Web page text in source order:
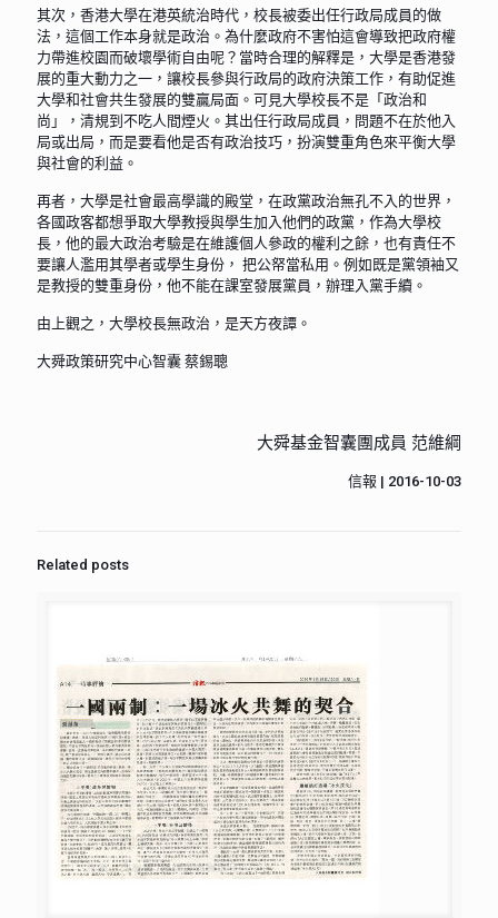
其次，香港大學在港英統治時代，校長被委出任行政局成員的做
法，這個工作本身就是政治。為什麼政府不害怕這會導致把政府權
力帶進校園而破壞學術自由呢？當時合理的解釋是，大學是香港發
展的重大動力之一，讓校長參與行政局的政府決策工作，有助促進
大學和社會共生發展的雙贏局面。可見大學校長不是「政治和
尚」，清規到不吃人間煙火。其出任行政局成員，問題不在於他入
局或出局，而是要看他是否有政治技巧，扮演雙重角色來平衡大學
與社會的利益。
再者，大學是社會最高學識的殿堂，在政黨政治無孔不入的世界，
各國政客都想爭取大學教授與學生加入他們的政黨，作為大學校
長，他的最大政治考驗是在維護個人參政的權利之餘，也有責任不
要讓人濫用其學者或學生身份， 把公帑當私用。例如既是黨領袖又
是教授的雙重身份，他不能在課室發展黨員，辦理入黨手續。
由上觀之，大學校長無政治，是天方夜譚。
大舜政策研究中心智囊 蔡錫聰
大舜基金智囊團成員 范維綱
信報 | 2016-10-03
Related posts